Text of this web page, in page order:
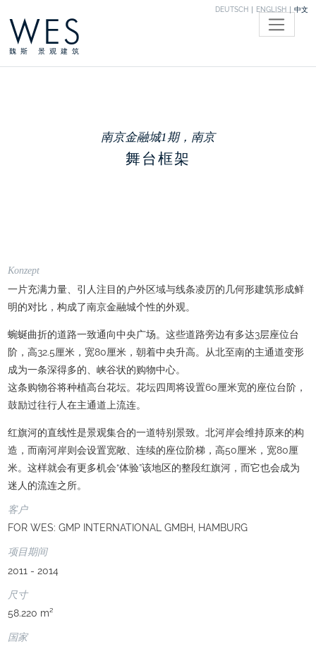
DEUTSCH ENGLISH 中文
WES
魏斯 景观建筑
南京金融城1期，南京
舞台框架
Konzept
一片充满力量、引人注目的户外区域与线条凌厉的几何形建筑形成鲜
明的对比，构成了南京金融城个性的外观。
蜿蜒曲折的道路一致通向中央广场。这些道路旁边有多达3层座位台
阶，高32.5厘米，宽80厘米，朝着中央升高。从北至南的主通道变形
成为一条深得多的、峡谷状的购物中心。
这条购物谷将种植高台花坛。花坛四周将设置60厘米宽的座位台阶，
鼓励过往行人在主通道上流连。
红旗河的直线性是景观集合的一道特别景致。北河岸会维持原来的构
造，而南河岸则会设置宽敞、连续的座位阶梯，高50厘米，宽80厘
米。这样就会有更多机会“体验”该地区的整段红旗河，而它也会成为
迷人的流连之所。
客户
FOR WES: GMP INTERNATIONAL GMBH, HAMBURG
项目期间
2011 - 2014
尺寸
58.220 m²
国家